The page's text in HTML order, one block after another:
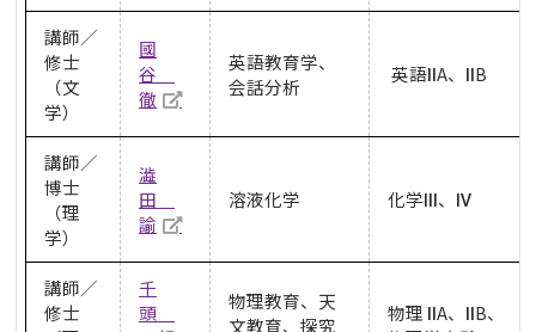
講師／
修士
（文
学）
國
谷
徹
英語教育学、
会話分析
英語ⅡA、ⅡB
講師／
博士
（理
学）
澁
田
諭
溶液化学 化学Ⅲ、Ⅳ
講師／
修士
千
頭
物理教育、天
文教育、探究
物理 ⅡA、ⅡB、